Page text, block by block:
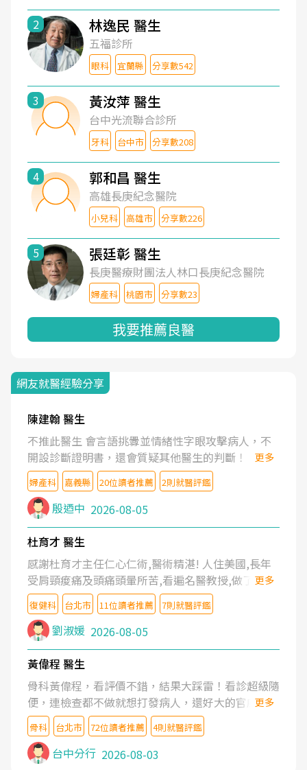
2 林逸民 醫生
五福診所
眼科 宜蘭縣 分享數542
3 黃汝萍 醫生
台中光流聯合診所
牙科 台中市 分享數208
4 郭和昌 醫生
高雄長庚紀念醫院
小兒科 高雄市 分享數226
5 張廷彰 醫生
長庚醫療財團法人林口長庚紀念醫院
婦產科 桃園市 分享數23
我要推薦良醫
網友就醫經驗分享
陳建翰 醫生
不推此醫生 會言語挑釁並情緒性字眼攻擊病人，不
開設診斷證明書，還會質疑其他醫生的判斷！
更多
婦產科 嘉義縣 20位讀者推薦 2則就醫評鑑
殷迺中 2026-08-05
杜育才 醫生
感謝杜育才主任仁心仁術,醫術精湛! 人住美國,長年
受肩頸痠痛及頭痛頭暈所苦,看遍名醫教授,做了各種
檢查,也嘗試過西醫打針,中醫針灸及物理徒手治療都
沒有用,後來連吃到嗎啡類止痛藥都效果有限,只是壓
症狀,沒多久就痛起來,多年失眠嚴重影響生活品質.
台灣親友介紹忠孝醫院杜育才主任是頸頭症候群專
家,上網搜尋杜主任相關文章新聞跟網路評價之後,下
定決心飛回台北找杜醫師診治. 杜主任的乾針跟增生
治療真的很厲害,第一次乾針就覺得整個肩頸鬆開,回
家特別好睡,經過幾次治療,長年頑疾已經好了大半,杜
主任除了打針超厲害,還會一直交代要改善姿勢跟好
好做運動,看診態度親切溫暖,真的是不可多得的良醫,
大力推荐!
更多
復健科 台北市 11位讀者推薦 7則就醫評鑑
劉淑媛 2026-08-05
黃偉程 醫生
骨科黃偉程，看評價不錯，結果大踩雷！看診超級隨
便，連檢查都不做就想打發病人，還好大的官威 ...
想詢問病情還被陰陽怪氣嘲諷一番。可能好評帶來的
大頭症，變得自負不尊重病人。醫術也不行，畢竟連
檢查都懶得做，治療會有用才怪。大家避雷吧！
更多
骨科 台北市 72位讀者推薦 4則就醫評鑑
台中分行 2026-08-03